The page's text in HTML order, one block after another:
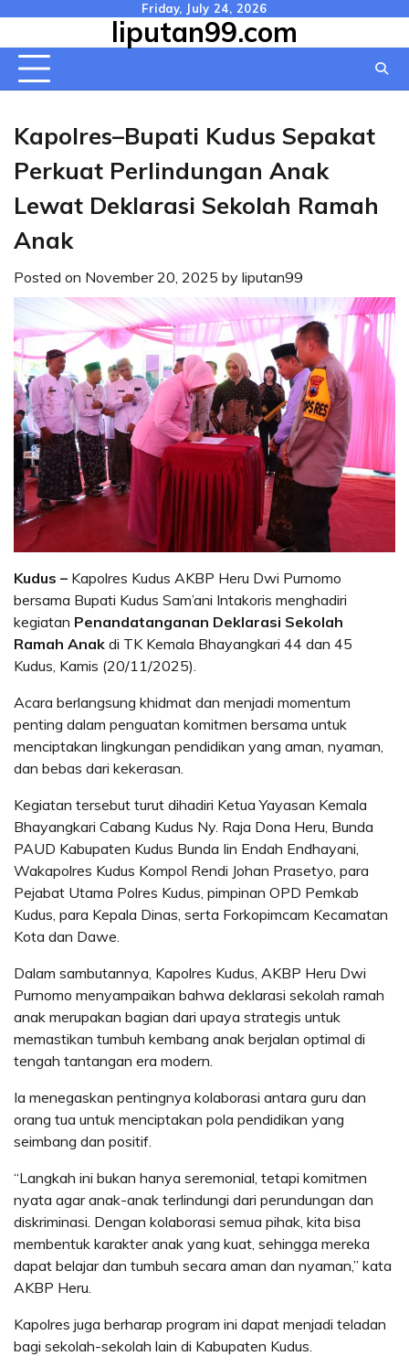
content
Friday, July 24, 2026
liputan99.com
Kapolres–Bupati Kudus Sepakat
Perkuat Perlindungan Anak
Lewat Deklarasi Sekolah Ramah
Anak
Posted on November 20, 2025 by liputan99
Kudus – Kapolres Kudus AKBP Heru Dwi Purnomo
bersama Bupati Kudus Sam’ani Intakoris menghadiri
kegiatan Penandatanganan Deklarasi Sekolah
Ramah Anak di TK Kemala Bhayangkari 44 dan 45
Kudus, Kamis (20/11/2025).
Acara berlangsung khidmat dan menjadi momentum
penting dalam penguatan komitmen bersama untuk
menciptakan lingkungan pendidikan yang aman, nyaman,
dan bebas dari kekerasan.
Kegiatan tersebut turut dihadiri Ketua Yayasan Kemala
Bhayangkari Cabang Kudus Ny. Raja Dona Heru, Bunda
PAUD Kabupaten Kudus Bunda Iin Endah Endhayani,
Wakapolres Kudus Kompol Rendi Johan Prasetyo, para
Pejabat Utama Polres Kudus, pimpinan OPD Pemkab
Kudus, para Kepala Dinas, serta Forkopimcam Kecamatan
Kota dan Dawe.
Dalam sambutannya, Kapolres Kudus, AKBP Heru Dwi
Purnomo menyampaikan bahwa deklarasi sekolah ramah
anak merupakan bagian dari upaya strategis untuk
memastikan tumbuh kembang anak berjalan optimal di
tengah tantangan era modern.
Ia menegaskan pentingnya kolaborasi antara guru dan
orang tua untuk menciptakan pola pendidikan yang
seimbang dan positif.
“Langkah ini bukan hanya seremonial, tetapi komitmen
nyata agar anak-anak terlindungi dari perundungan dan
diskriminasi. Dengan kolaborasi semua pihak, kita bisa
membentuk karakter anak yang kuat, sehingga mereka
dapat belajar dan tumbuh secara aman dan nyaman,” kata
AKBP Heru.
Kapolres juga berharap program ini dapat menjadi teladan
bagi sekolah-sekolah lain di Kabupaten Kudus.